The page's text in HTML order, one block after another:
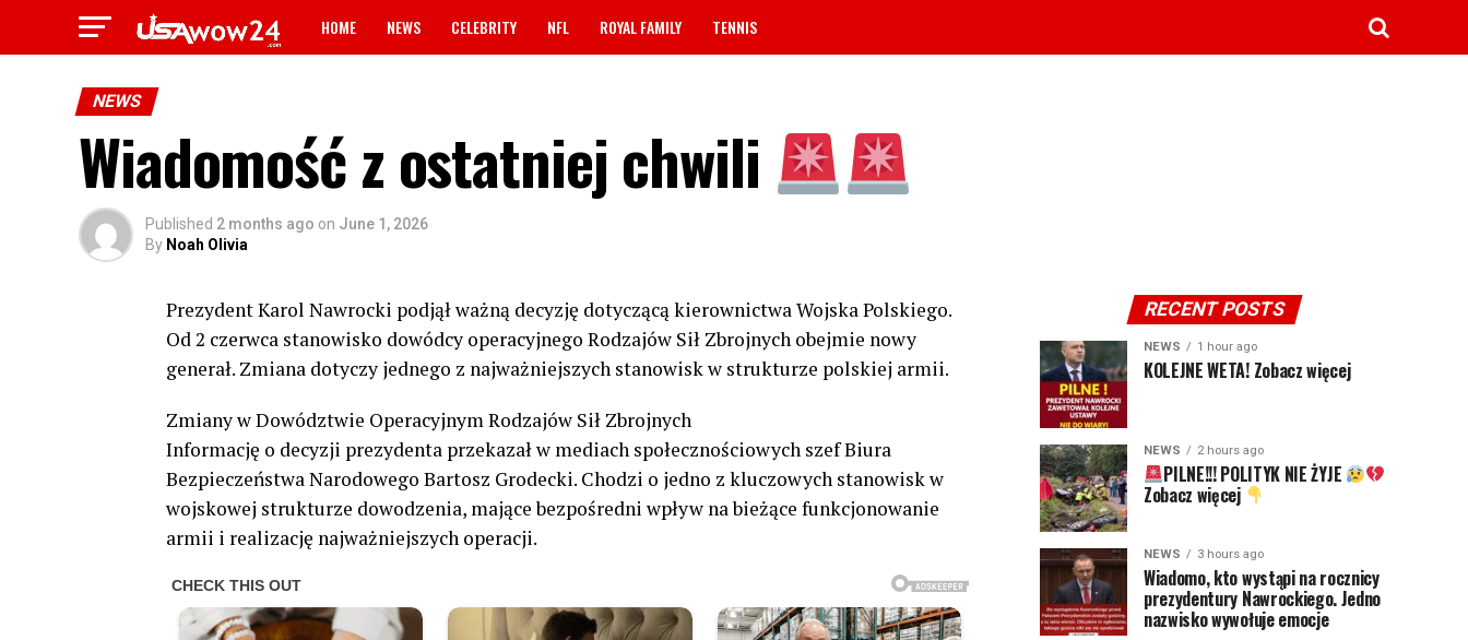
HOME NEWS CELEBRITY NFL ROYAL FAMILY TENNIS
NEWS
Wiadomość z ostatniej chwili
Published 2 months ago on June 1, 2026
By Noah Olivia
Prezydent Karol Nawrocki podjął ważną decyzję dotyczącą kierownictwa Wojska Polskiego.
Od 2 czerwca stanowisko dowódcy operacyjnego Rodzajów Sił Zbrojnych obejmie nowy
generał. Zmiana dotyczy jednego z najważniejszych stanowisk w strukturze polskiej armii.
Zmiany w Dowództwie Operacyjnym Rodzajów Sił Zbrojnych
Informację o decyzji prezydenta przekazał w mediach społecznościowych szef Biura
Bezpieczeństwa Narodowego Bartosz Grodecki. Chodzi o jedno z kluczowych stanowisk w
wojskowej strukturze dowodzenia, mające bezpośredni wpływ na bieżące funkcjonowanie
armii i realizację najważniejszych operacji.
RECENT POSTS
NEWS 1 hour ago
KOLEJNE WETA! Zobacz więcej
NEWS 2 hours ago
PILNE!!! POLITYK NIE ŻYJE
Zobacz więcej
NEWS 3 hours ago
Wiadomo, kto wystąpi na rocznicy
prezydentury Nawrockiego. Jedno
nazwisko wywołuje emocje